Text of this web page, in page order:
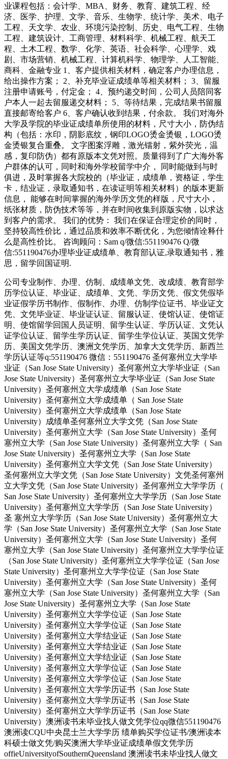
业课程包括：会计学、MBA、财务、教育、建筑工程、经
济、医学、护理、文学、音乐、生物学、统计学、美术、电子
工程、天文学、农业、环境污染控制、历史、电气工程、生物
工程、建筑设计、工商管理、材料科学、机械工程、航天工
程、土木工程、数学、化学、英语、社会科学、心理学、戏
剧、市场营销、机械工程、计算机科学、物理学、人工智能、
商科、金融专业 1、客户提供相关材料，确定客户办理信息，
给出操作方案； 2、补充毕业证成绩单等相关材料； 3、留服
注册申请账号，付定金； 4、预约递交时间，公司人员陪同客
户本人一起去留服递交材料； 5、等待结果，完成结果书留服
直接邮寄给客户 6、客户确认收到结果，付余款。 我们对海外
大学及学院的毕业证成绩单所使用的材料，尺寸大小，防伪结
构（包括：水印，阴影底纹，钢印LOGO烫金烫银，LOGO烫
金烫银复合重叠。 文字图案浮雕，激光镭射，紫外荧光，温
感，复印防伪）都有原版本文凭对照。质量得到了广大海外客
户群体的认可，同时和海外学校留学中介， 同时能做到与时
俱进，及时掌握各大院校的（毕业证，成绩单，资格证，学生
卡，结业证，录取通知书，在读证明等相关材料）的版本更新
信息， 能够在时间掌握的海外学历文凭的样版，尺寸大小，
纸张材质，防伪技术等等，并在时间收集到原版实物，以求达
到客户的需求。 我们的优势： 我们在保证合理定价的同时，
坚持较高性价比，通过品质和效率不断优化，为您倾情诠释什
么是高性价比。 咨询顾问：Sam q/微信:551190476 Q/微
信:551190476办理毕业证成绩单、教育部认证,录取通知书，雅
思，留学回国证明.
公司专业制作、办理、仿制、成绩单文凭、改成绩、教育部学
历学位认证、毕业证、成绩单、文凭、学历文凭、假文凭假毕
业证假学历书制作、假制作、办理、仿制学位证书、毕业证文
凭、文凭毕业证、毕业证认证、留服认证、使馆认证、使馆证
明、使馆留学回国人员证明、留学生认证、学历认证、文凭认
证学位认证、留学生学历认证、留学生学位认证、英国文凭学
历、美国文凭学历、澳洲文凭学历、加拿大文凭学历、新西兰
学历认证等q:551190476 微信：551190476 圣何塞州立大学毕
业证（San Jose State University）圣何塞州立大学毕业证（San
Jose State University）圣何塞州立大学毕业证（San Jose State
University）圣何塞州立大学成绩单（San Jose State
University）圣何塞州立大学成绩单（ San Jose State
University）圣何塞州立大学成绩单（San Jose State
University）成绩单圣何塞州立大学文凭（San Jose State
University）圣何塞州立大学（San Jose State University）圣何
塞州立大学（San Jose State University）圣何塞州立大学（ San
Jose State University）圣何塞州立大学（San Jose State
University）圣何塞州立大学文凭（San Jose State University）
圣何塞州立大学文凭（San Jose State University）文凭圣何塞州
立大学文凭（San Jose State University）圣何塞州立大学学历（
San Jose State University）圣何塞州立大学学历（San Jose State
University）圣何塞州立大学学历（San Jose State University）
圣 塞州立大学学历（San Jose State University）圣何塞州立大
学（San Jose State University）圣何塞州立大学（San Jose State
University）圣何塞州立大学（San Jose State University）圣何
塞州立大学（San Jose State University）圣何塞州立大学学位证
（San Jose State University）圣何塞州立大学学位证（San Jose
State University）圣何塞州立大学学位证（San Jose State
University）圣何塞州立大学（San Jose State University）圣何
塞州立大学（San Jose State University）圣何塞州立大学（San
Jose State University）圣何塞州立大学（San Jose State
University）圣何塞州立大学学位证（San Jose State
University）圣何塞州立大学学位证（San Jose State
University）圣何塞州立大学结业证（San Jose State
University）圣何塞州立大学结业证（San Jose State
University）圣何塞州立大学结业证（San Jose State
University）圣何塞州立大学学位证（San Jose State
University）圣何塞州立大学学位证（San Jose State
University）圣何塞州立大学学历证书（San Jose State
University）圣何塞州立大学学历证书（San Jose State
University）圣何塞州立大学学历证书（San Jose State
University）澳洲读书未毕业找人做文凭学位qq微信551190476
澳洲读CQU中央昆士兰大学学历 绩单购买学位证书/澳洲读本
科硕士做文凭/购买澳洲大学毕业证成绩单假文凭学历
offieUniversityofSouthernQueensland 澳洲读书未毕业找人做文